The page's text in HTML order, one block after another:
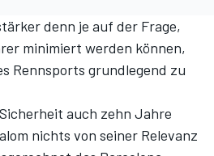
denn je auf der Frage,
minimiert werden können,
Rennsports grundlegend zu
auch zehn Jahre
nichts von seiner Relevanz